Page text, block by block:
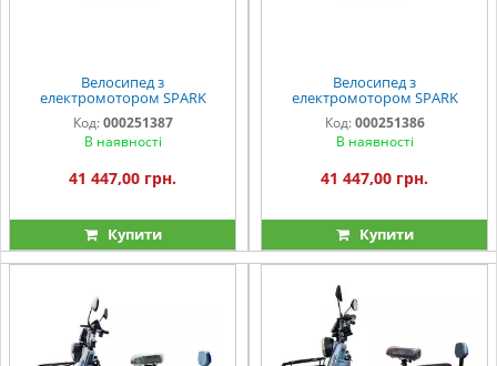
Велосипед з
електромотором SPARK
BOOST EVO 14"
72V/1200W/20Ah сірий з
бірюзовим
Код: 000251387
В наявності
41 447,00 грн.
Купити
Велосипед з
електромотором SPARK
BOOST EVO 14"
72V/1200W/20Ah чорний із
сірим
Код: 000251386
В наявності
41 447,00 грн.
Купити